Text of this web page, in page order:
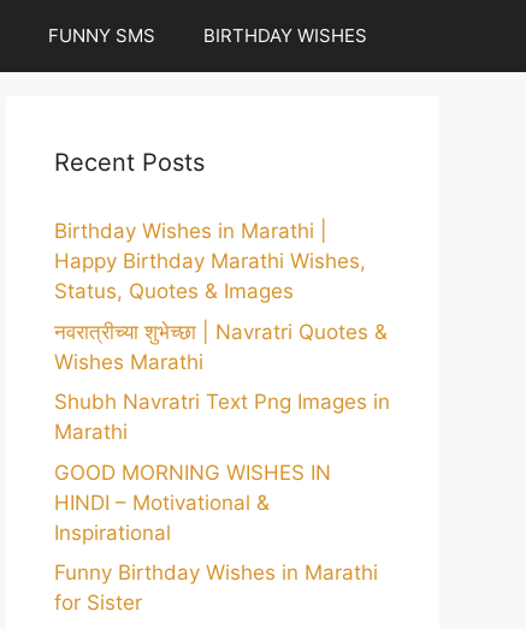
FUNNY SMS BIRTHDAY WISHES
Recent Posts
Birthday Wishes in Marathi |
Happy Birthday Marathi Wishes,
Status, Quotes & Images
नवरात्रीच्या शुभेच्छा | Navratri Quotes &
Wishes Marathi
Shubh Navratri Text Png Images in
Marathi
GOOD MORNING WISHES IN
HINDI – Motivational &
Inspirational
Funny Birthday Wishes in Marathi
for Sister